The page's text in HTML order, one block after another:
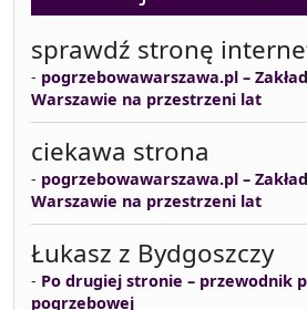
sprawdź stronę
- pogrzebowawarszawa.pl –
Warszawie na przestrzeni lat
ciekawa strona
- pogrzebowawarszawa.pl –
Warszawie na przestrzeni lat
Łukasz z Bydgoszczy
- Po drugiej stronie – przewodnik
pogrzebowej